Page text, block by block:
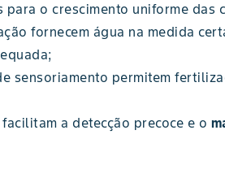
o crescimento uniforme das
fornecem água na medida
permitem
a detecção precoce e o